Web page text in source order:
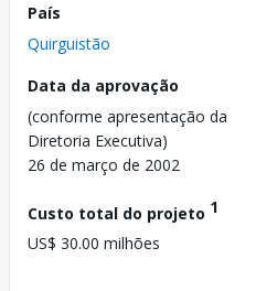
País
Quirguistão
Data da aprovação
(conforme apresentação da
Diretoria Executiva)
26 de março de 2002
Custo total do projeto 1
US$ 30.00 milhões